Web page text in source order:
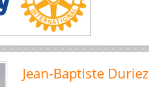
Jean-Baptiste Duriez